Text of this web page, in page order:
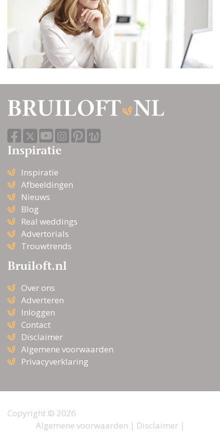
Inspiratie
Inspiratie
Afbeeldingen
Nieuws
Blog
Real weddings
Advertorials
Trouwtrends
Bruiloft.nl
Over ons
Adverteren
Inloggen
Contact
Disclaimer
Algemene voorwaarden
Privacyverklaring
Copyright © 2026
Algemene voorwaarden | Disclaimer|